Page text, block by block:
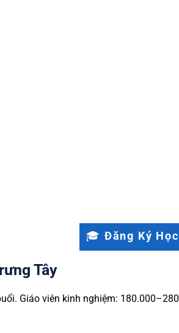
🎓 Đăng Ký
Tây
Giáo viên kinh nghiệm: